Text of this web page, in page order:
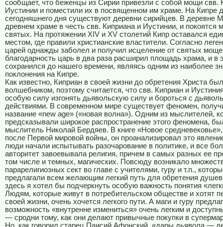
сообщает, что беженцы из Сирии привезли с собой мощи свв.
Иустинии и поместили их в посвященном им храме. На Кипре
сегодняшнего дня существуют деревни сирийцев. В деревне
древнем храме в честь свв. Киприана и Иустинии, и покоятся
святых. На протяжении XIV и XV столетий Кипр оставался
местом, где правили христианские властители. Согласно
царей однажды заболел и получил исцеление от святых
благодарность царь в два раза расширил площадь храма, и в
сохранился до нашего времени, являясь одним из наиболее
поклонения на Кипре.
Как известно, Киприан в своей жизни до обретения Христа
волшебником, поэтому считается, что свв. Киприан и
особую силу изгонять дьявольскую силу и бороться с
действиями. В современном мире существует феномен,
название «new age» («новая волна»). Одним из мыслителей,
предсказывали широкое распространение этого феномена,
мыслитель Николай Бердяев. В книге «Новое
после Первой мировой войны, он проанализировал это
люди начали испытывать разочарование в политике, и все
авторитет завоевывала религия, причем в самых разных ее
том числе и темных, магических. Повсюду возникало
парарелигиозных сект во главе с учителями, гуру и т.п.,
предлагали всем желающим легкий путь для обретения
здесь я хотел бы подчеркнуть особую важность понятия
Людям, которые живут в потребительском обществе и хотят
своей жизни, очень хочется легкого пути. А маги и гуру
возможность «внутренне измениться» очень легким и
— сродни тому, как они делают привычные покупки в